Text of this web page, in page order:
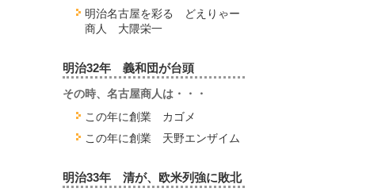
明治名古屋を彩る どえりゃー
商人 大隈栄一
明治32年 義和団が台頭
その時、名古屋商人は・・・
この年に創業 カゴメ
この年に創業 天野エンザイム
明治33年 清が、欧米列強に敗北